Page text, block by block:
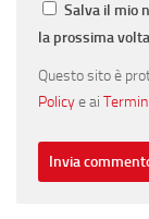
Salva il mio
la prossima
Questo sito è
Policye ai